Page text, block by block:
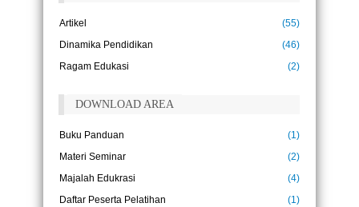
namun buahnya akan terasa manis.
Hiduplah seakan kamu akan mati besok,
(Mahatma Gandhi)
esok dimiliki oleh orang-orang yang
mempersiapkan dirinyasejak hari ini.
(Malcolm X)
Pendidikan bukanlah persiapan untuk hidup,
Artikel
(55)
Dinamika Pendidikan
(46)
Ragam Edukasi
(2)
DOWNLOAD AREA
Buku Panduan
(1)
Materi Seminar
(2)
Majalah Edukrasi
(4)
Daftar Peserta Pelatihan
(1)